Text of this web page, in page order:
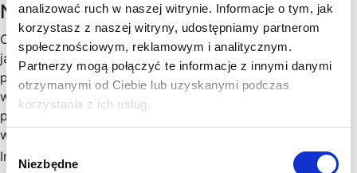
analizować ruch w naszej witrynie. Informacje o tym, jak
korzystasz z naszej witryny, udostępniamy partnerom
społecznościowym, reklamowym i analitycznym.
Partnerzy mogą połączyć te informacje z innymi danymi
otrzymanymi od Ciebie lub uzyskanymi podczas
korzystania z ich usług.
zgody
Niezbędne
Newsletter
Chętny, chętna na więcej praktycznych porad prawnych
jak wesprzeć rozwój Twojego biznesu, zoptymalizować
podatki, zminimalizować formalności? Cenimy Twój czas:
wysyłamy konkrety, rzetelne informacje sprawdzone w
praktyce i ważne aktualizacje w prawie, które mogą mieć
wpływ na Twoj biznes. Skorzystaj!
Imię*